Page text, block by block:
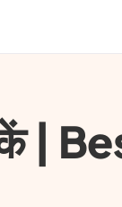
|